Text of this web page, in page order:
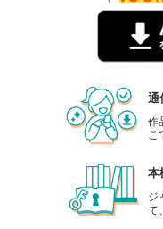
通
作
こ
本
ジ
て